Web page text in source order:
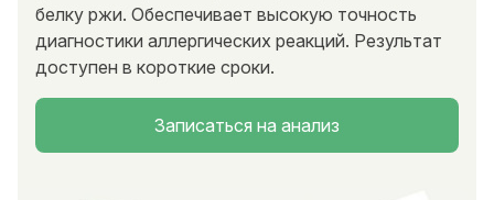
белку ржи. Обеспечивает высокую точность
диагностики аллергических реакций. Результат
доступен в короткие сроки.
Записаться на анализ